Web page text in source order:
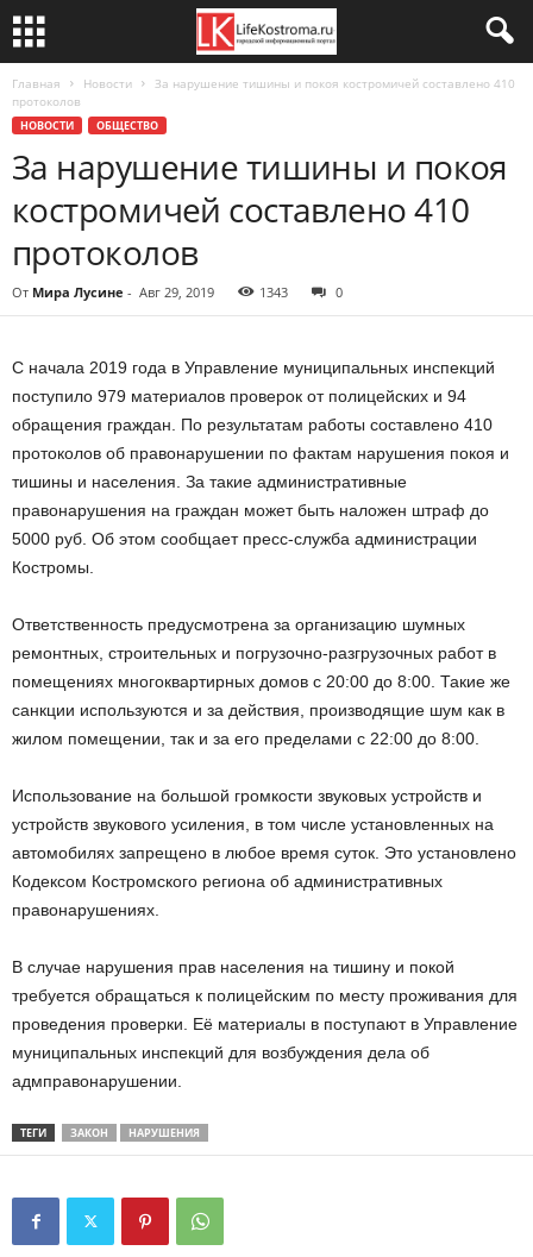
Главная Новости
За нарушение тишины и покоя костромичей составлено 410
протоколов
НОВОСТИ ОБЩЕСТВО
За нарушение тишины и покоя
костромичей составлено 410
протоколов
От Мира Лусине - Авг 29, 2019 1343 0
С начала 2019 года в Управление муниципальных инспекций
поступило 979 материалов проверок от полицейских и 94
обращения граждан. По результатам работы составлено 410
протоколов об правонарушении по фактам нарушения покоя и
тишины и населения. За такие административные
правонарушения на граждан может быть наложен штраф до
5000 руб. Об этом сообщает пресс-служба администрации
Костромы.
Ответственность предусмотрена за организацию шумных
ремонтных, строительных и погрузочно-разгрузочных работ в
помещениях многоквартирных домов с 20:00 до 8:00. Такие же
санкции используются и за действия, производящие шум как в
жилом помещении, так и за его пределами с 22:00 до 8:00.
Использование на большой громкости звуковых устройств и
устройств звукового усиления, в том числе установленных на
автомобилях запрещено в любое время суток. Это установлено
Кодексом Костромского региона об административных
правонарушениях.
В случае нарушения прав населения на тишину и покой
требуется обращаться к полицейским по месту проживания для
проведения проверки. Её материалы в поступают в Управление
муниципальных инспекций для возбуждения дела об
адмправонарушении.
ТЕГИ ЗАКОН НАРУШЕНИЯ